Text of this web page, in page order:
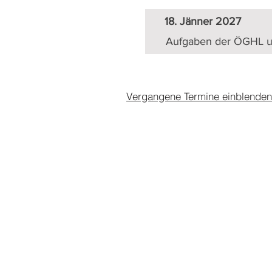
18. Jänner 2027
Aufgaben der ÖGHL
Vergangene Termine einblenden